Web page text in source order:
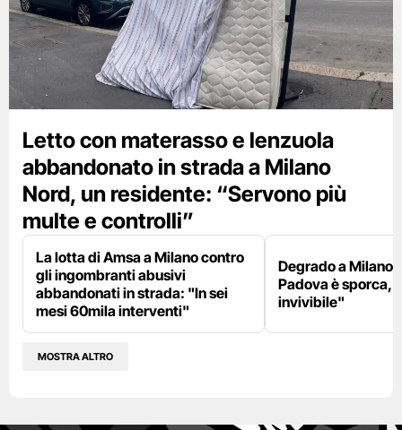
Letto con materasso e lenzuola
abbandonato in strada a Milano
Nord, un residente: “Servono più
multe e controlli”
La lotta di Amsa a Milano contro
gli ingombranti abusivi
abbandonati in strada: "In sei
mesi 60mila interventi"
Degrado a Milano
Padova è sporca,
invivibile"
MOSTRA ALTRO